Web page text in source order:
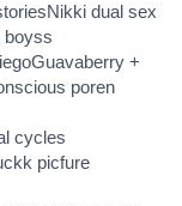
dual sex
boyss
+
poren
cycles
picfure